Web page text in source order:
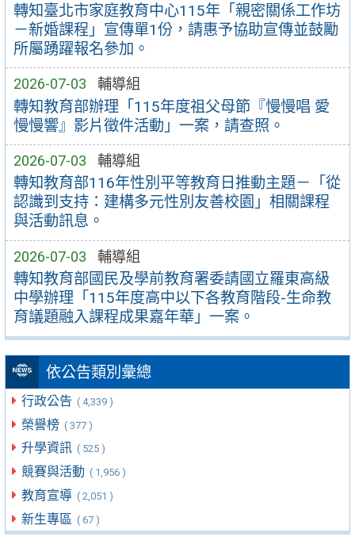
轉知臺北市家庭教育中心115年「親密關係工作坊
－新婚課程」宣傳單1份，請惠予協助宣傳並鼓勵
所屬踴躍報名參加。
2026-07-03 輔導組
轉知教育部辦理「115年度祖父母節『慢慢唱 愛
慢慢響』影片徵件活動」一案，請查照。
2026-07-03 輔導組
轉知教育部116年性別平等教育日推動主題－「從
認識到支持：建構多元性別友善校園」相關課程
與活動訊息。
2026-07-03 輔導組
轉知教育部國民及學前教育署委請國立羅東高級
中學辦理「115年度高中以下各教育階段-生命教
育議題融入課程成果嘉年華」一案。
依公告類別彙總
行政公告 ( 4,339 )
榮譽榜 ( 377 )
升學資訊 ( 525 )
競賽與活動 ( 1,956 )
教育宣導 ( 2,051 )
新生專區 ( 67 )